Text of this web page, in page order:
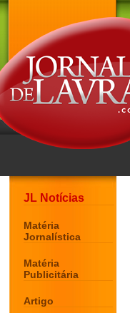
JL Notícias
Matéria
Jornalística
Matéria
Publicitária
Artigo